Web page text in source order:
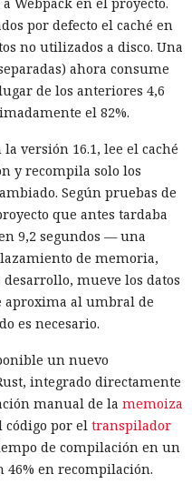
Webpack en el proyecto.
por defecto el caché en
no utilizados a disco. Una
ahora consume
de los anteriores 4,6
el 82%.
versión 16.1, lee el caché
y recompila solo los
Según pruebas de
que antes tardaba
9,2 segundos — una
de memoria,
mueve los datos
aproxima al umbral de
es necesario.
un nuevo
integrado directamente
manual de la memoiza
código por el transpilador
de compilación en un
en recompilación.